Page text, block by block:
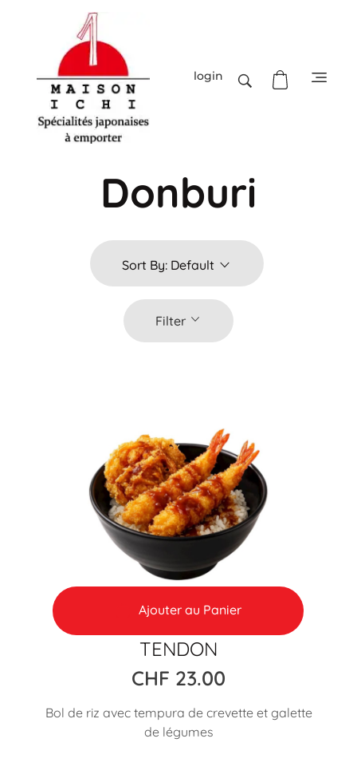
login
Donburi
Sort By: Default
Filter
TENDON
CHF 23.00
Bol de riz avec tempura de crevette et galette
de légumes
Ajouter au Panier